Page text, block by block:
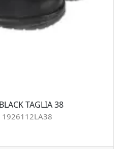
TAGLIA 38
1926112LA38